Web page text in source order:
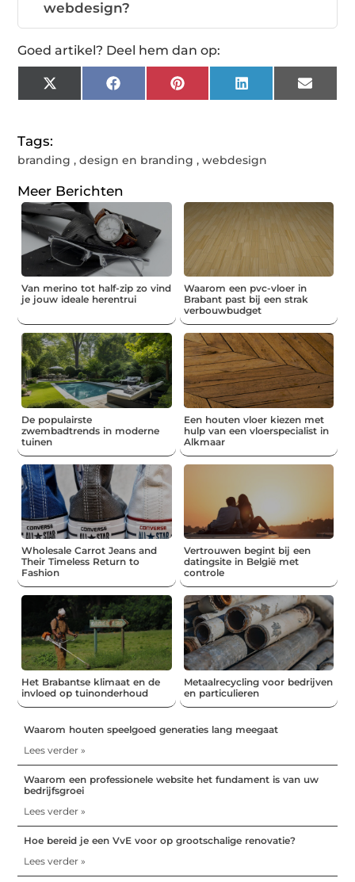
webdesign?
Goed artikel? Deel hem dan op:
X
(Twitter)
FacebookPinterestLinkedInEmail
Tags:
branding ,design en branding ,webdesign
Meer Berichten
Van merino tot half-zip zo vind
je jouw ideale herentrui
Waarom een pvc-vloer in
Brabant past bij een strak
verbouwbudget
De populairste
zwembadtrends in moderne
tuinen
Een houten vloer kiezen met
hulp van een vloerspecialist in
Alkmaar
Wholesale Carrot Jeans and
Their Timeless Return to
Fashion
Vertrouwen begint bij een
datingsite in België met
controle
Het Brabantse klimaat en de
invloed op tuinonderhoud
Metaalrecycling voor bedrijven
en particulieren
Waarom houten speelgoed generaties lang meegaat
Lees verder »
Waarom een professionele website het fundament is van uw
bedrijfsgroei
Lees verder »
Hoe bereid je een VvE voor op grootschalige renovatie?
Lees verder »